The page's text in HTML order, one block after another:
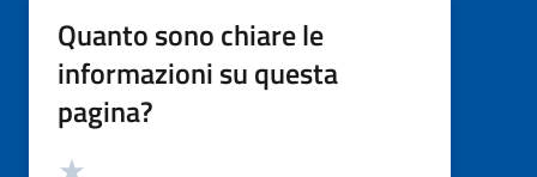
Quanto sono chiare le
informazioni su questa
pagina?
Valutazione